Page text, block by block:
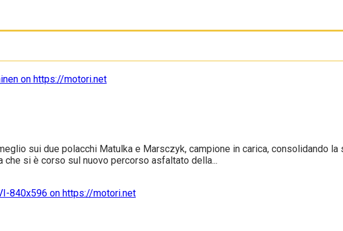
sui due polacchi Matulka e Marsczyk, campione in carica, consolidando la
si è corso sul nuovo percorso asfaltato della...